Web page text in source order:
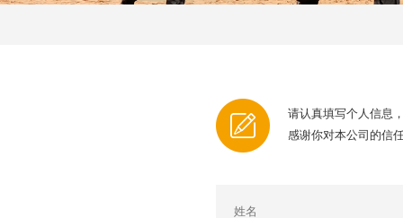
请认真填写个人信息
感谢你对本公司的信